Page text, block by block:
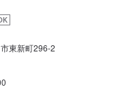
東新町296-2